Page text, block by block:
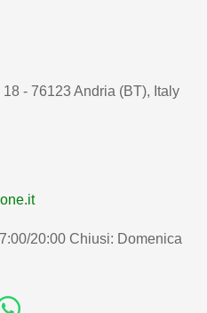
- 76123 Andria (BT), Italy
20:00 Chiusi: Domenica